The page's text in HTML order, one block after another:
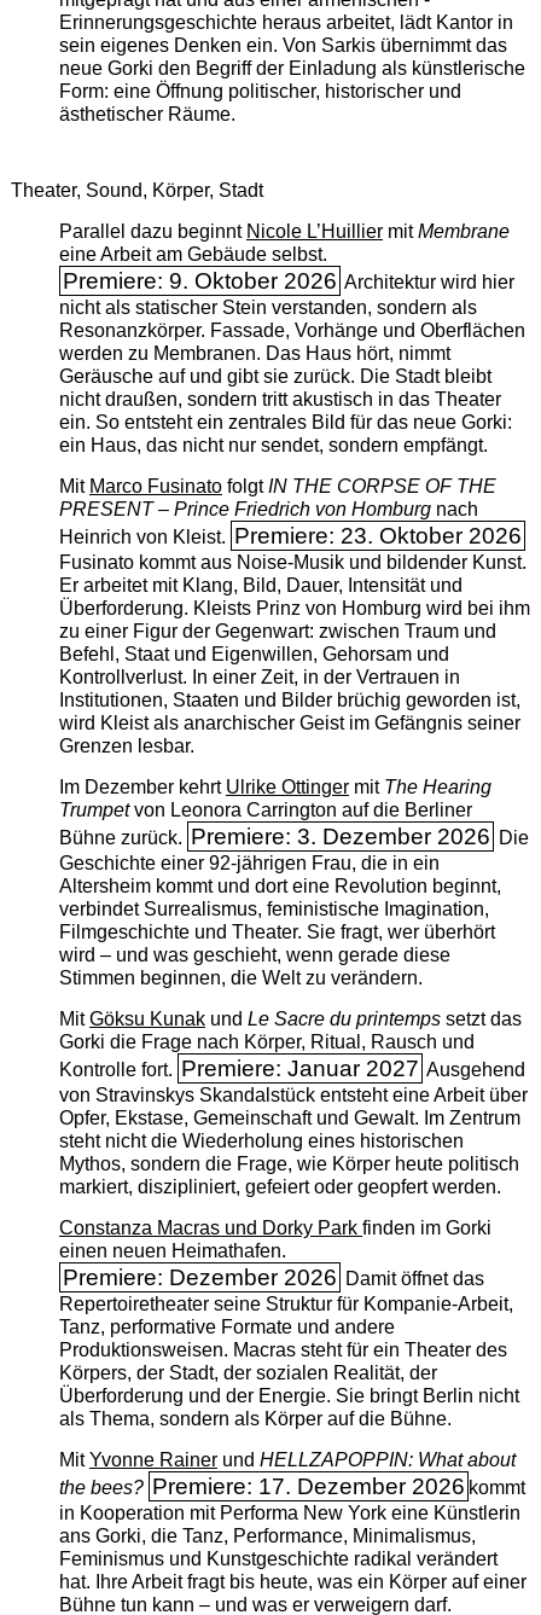
Erinnerungsgeschichte heraus arbeitet, lädt Kantor in
sein eigenes Denken ein. Von Sarkis übernimmt das
neue Gorki den Begriff der Einladung als künstlerische
Form: eine Öffnung politischer, historischer und
ästhetischer Räume.
Theater, Sound, Körper, Stadt
Parallel dazu beginnt Nicole L’Huilliermit ­Membrane
eine Arbeit am Gebäude selbst.
Premiere: 9. Oktober 2026 Architektur wird hier
nicht als statischer Stein verstanden, sondern als
Resonanzkörper. Fassade, Vorhänge und Oberflächen
werden zu Membranen. Das Haus hört, nimmt
Geräusche auf und gibt sie zurück. Die Stadt bleibt
nicht draußen, sondern tritt akustisch in das Theater
ein. So entsteht ein zentrales Bild für das neue Gorki:
ein Haus, das nicht nur sendet, sondern empfängt.
Mit Marco FusinatofolgtIN THE CORPSE OF THE
PRESENT – Prince Friedrich von Homburgnach
Heinrich von Kleist. Premiere: 23. Oktober 2026
Fusinato kommt aus Noise-Musik und bildender Kunst.
Er arbeitet mit Klang, Bild, Dauer, Intensität und
Überforderung. Kleists Prinz von Homburg wird bei ihm
zu einer Figur der Gegenwart: zwischen Traum und
Befehl, Staat und Eigenwillen, Gehorsam und
Kontrollverlust. In einer Zeit, in der Vertrauen in
Institutionen, Staaten und Bilder brüchig geworden ist,
wird Kleist als anarchischer Geist im Gefängnis seiner
Grenzen lesbar.
Im Dezember kehrt Ulrike Ottingermit The ­Hearing
Trumpetvon Leonora Carrington auf die Berliner
Bühne zurück. Premiere: 3. Dezember 2026 Die
Geschichte einer 92-jährigen Frau, die in ein
Altersheim kommt und dort eine Revolution beginnt,
verbindet Surrealismus, feministische Imagination,
Filmgeschichte und Theater. Sie fragt, wer überhört
wird – und was geschieht, wenn gerade diese
Stimmen beginnen, die Welt zu verändern.
MitGöksu Kunakund Le Sacre du printempssetzt das
Gorki die Frage nach Körper, Ritual, Rausch und
Kontrolle fort. Premiere: Januar 2027 Ausgehend
von Stravinskys Skandalstück entsteht eine Arbeit über
Opfer, Ekstase, Gemeinschaft und Gewalt. Im Zentrum
steht nicht die Wiederholung eines historischen
Mythos, sondern die Frage, wie Körper heute politisch
markiert, diszipliniert, gefeiert oder geopfert werden.
Constanza Macras und Dorky Park finden im Gorki
einen neuen Heimathafen.
Premiere: Dezember 2026 Damit öffnet das
Repertoiretheater seine Struktur für Kompanie-Arbeit,
Tanz, performative Formate und andere
Produktionsweisen. Macras steht für ein Theater des
Körpers, der Stadt, der sozialen Realität, der
Überforderung und der Energie. Sie bringt Berlin nicht
als Thema, sondern als Körper auf die Bühne.
MitYvonne Rainerund HELLZAPOPPIN: What about
the bees? Premiere: 17. Dezember 2026 kommt
in Kooperation mit Performa New York eine Künstlerin
ans Gorki, die Tanz, Performance, Minimalismus,
Feminismus und Kunstgeschichte radikal verändert
hat. Ihre Arbeit fragt bis heute, was ein Körper auf einer
Bühne tun kann – und was er verweigern darf.